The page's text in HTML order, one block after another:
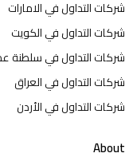
شركات التداول في الامارات
شركات التداول في الكويت
شركات التداول في سلطنة
شركات التداول في العراق
شركات التداول في الأردن
About